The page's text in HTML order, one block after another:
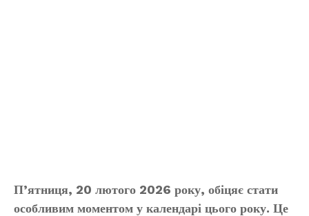
П’ятниця, 20 лютого 2026 року, обіцяє стати
особливим моментом у календарі цього року. Це